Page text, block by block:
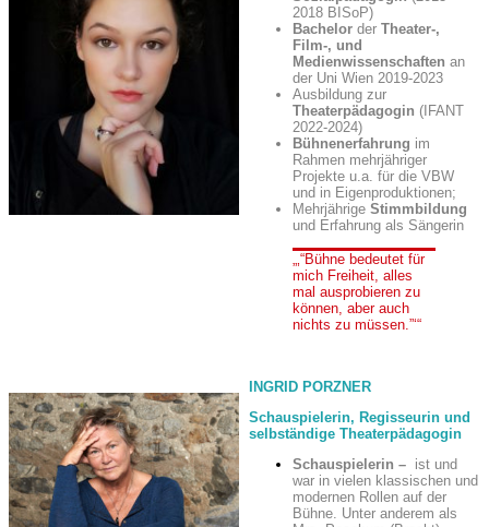
2018 BISoP)
Bachelorder Theater-,
Film-, und
Medienwissenschaften an
der Uni Wien 2019-2023
Ausbildung zur
Theaterpädagogin (IFANT
2022-2024)
Bühnenerfahrung im
Rahmen mehrjähriger
Projekte u.a. für die VBW
und in Eigenproduktionen;
Mehrjährige Stimmbildung
und Erfahrung als Sängerin
“Bühne bedeutet für
mich Freiheit, alles
mal ausprobieren zu
können, aber auch
nichts zu müssen.”
INGRID PORZNER
Schauspielerin, Regisseurin und
selbständige Theaterpädagogin
Schauspielerin –ist und
war in vielen klassischen und
modernen Rollen auf der
Bühne. Unter anderem als